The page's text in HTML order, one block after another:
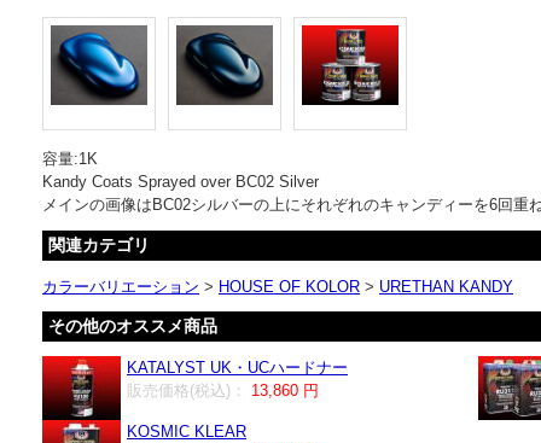
容量:1K
Kandy Coats Sprayed over BC02 Silver
メインの画像はBC02シルバーの上にそれぞれのキャンディーを6回重
関連カテゴリ
カラーバリエーション > HOUSE OF KOLOR > URETHAN KANDY
その他のオススメ商品
KATALYST UK・UCハードナー
販売価格(税込)：
13,860 円
KOSMIC KLEAR